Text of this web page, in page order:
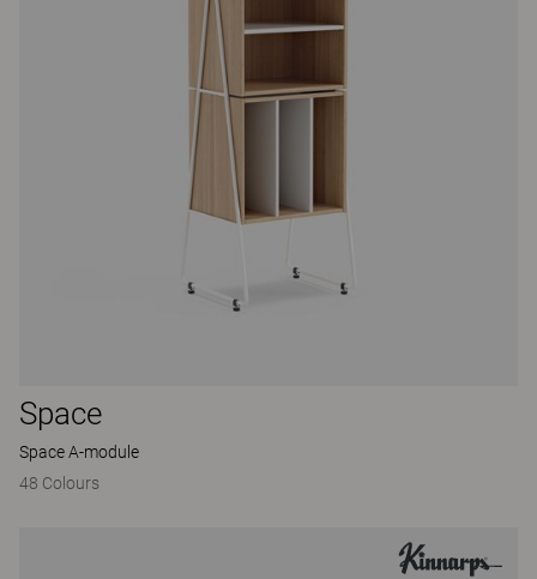
Space
Space A-module
48 Colours